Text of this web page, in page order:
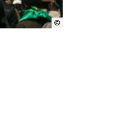
©